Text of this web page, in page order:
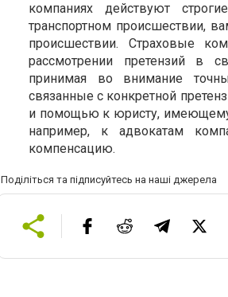
компаниях действуют
транспортном происшествии,
происшествии. Страховые
рассмотрении претензий в
принимая во внимание
связанные с конкретной
и помощью к юристу, имеющему
например, к адвокатам
компенсацию.
Поділіться та підписуйтесь на наші джерела